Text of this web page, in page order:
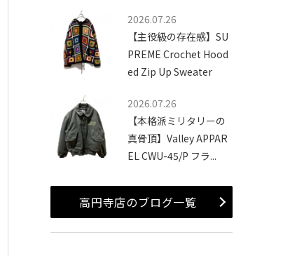
2026.07.26
【主役級の存在感】SU
PREME Crochet Hood
ed Zip Up Sweater
2026.07.26
【本格派ミリタリーの
真骨頂】Valley APPAR
EL CWU-45/P フラ...
高円寺店のブログ一覧